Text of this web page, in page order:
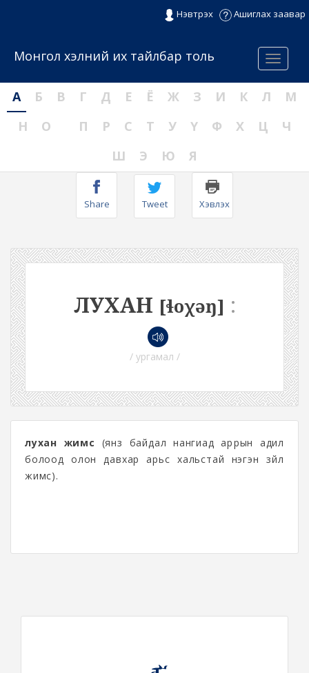
Нэвтрэх Ашиглах заавар
Menu
Монгол хэлний их тайлбар толь
А Б В Г Д Е Ё Ж З И К Л
М
Н
О П Р С Т У Ү Ф Х Ц
Ч
Ш
Э Ю Я
Share Tweet Хэвлэх
ЛУХАН [ɬoχəŋ] :
/ ургамал /
лухан жимс
(янз байдал нангиад арүрын адил
болоод олон давхар арьс хальстай нэгэн зүйл
жимс).